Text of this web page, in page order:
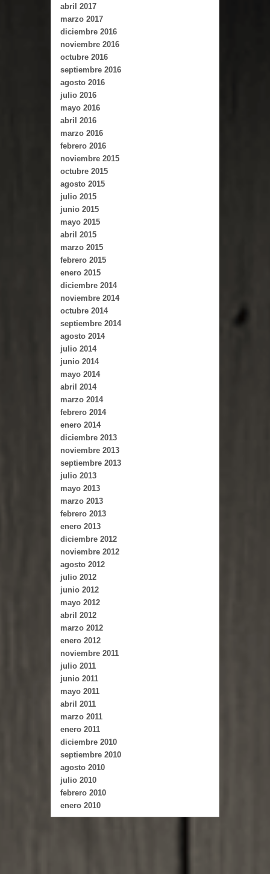
abril 2017
marzo 2017
diciembre 2016
noviembre 2016
octubre 2016
septiembre 2016
agosto 2016
julio 2016
mayo 2016
abril 2016
marzo 2016
febrero 2016
noviembre 2015
octubre 2015
agosto 2015
julio 2015
junio 2015
mayo 2015
abril 2015
marzo 2015
febrero 2015
enero 2015
diciembre 2014
noviembre 2014
octubre 2014
septiembre 2014
agosto 2014
julio 2014
junio 2014
mayo 2014
abril 2014
marzo 2014
febrero 2014
enero 2014
diciembre 2013
noviembre 2013
septiembre 2013
julio 2013
mayo 2013
marzo 2013
febrero 2013
enero 2013
diciembre 2012
noviembre 2012
agosto 2012
julio 2012
junio 2012
mayo 2012
abril 2012
marzo 2012
enero 2012
noviembre 2011
julio 2011
junio 2011
mayo 2011
abril 2011
marzo 2011
enero 2011
diciembre 2010
septiembre 2010
agosto 2010
julio 2010
febrero 2010
enero 2010